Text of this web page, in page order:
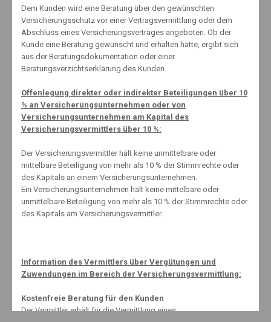
6. Oktober 2013
Damit die Zecke keine Chance hat
22. April 2014
www.schnell-mal-sparen.com (extern)
Datenschutzerklärung
Dem Kunden wird eine Beratung über den gewünschten
Versicherungsschutz vor einer Vertragsvermittlung oder dem
Abschluss eines Versicherungsvertrages angeboten. Ob der
Kunde eine Beratung gewünscht und erhalten hatte, ergibt sich
aus der Beratungsdokumentation oder einer
Beratungsverzichtserklärung des Kunden.
Offenlegung direkter oder indirekter Beteiligungen über 10
% an Versicherungsunternehmen oder von
Versicherungsunternehmen am Kapital des
Versicherungsvermittlers über 10 %:
Der Versicherungsvermittler hält keine unmittelbare oder
mittelbare Beteiligung von mehr als 10 % der Stimmrechte oder
des Kapitals an einem Versicherungsunternehmen.
Ein Versicherungsunternehmen hält keine mittelbare oder
unmittelbare Beteiligung von mehr als 10 % der Stimmrechte oder
des Kapitals am Versicherungsvermittler.
Information des Vermittlers über Vergütungen und
Zuwendungen im Bereich der Versicherungsvermittlung:
Kostenfreie Beratung für den Kunden
Der Vermittler erhält für die Vermittlung eines